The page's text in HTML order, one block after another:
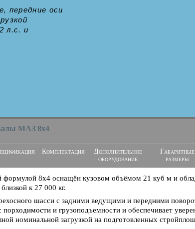
передние оси
л.с. и
МАЗ 8x4
Комплектация
Дополнительное
оборудование
Габаритные
размеры
формулой 8х4 оснащён кузовом объёмом 21 куб м и
к 27 000 кг.
шасси с задними ведущими и передними
порходимости и грузоподъемности и обеспечивает
номинальной загрузкой на подготовленных